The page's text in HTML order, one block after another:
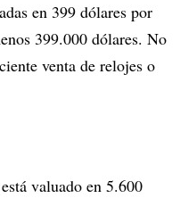
en 399 dólares por
399.000 dólares. No
venta de relojes o
valuado en 5.600